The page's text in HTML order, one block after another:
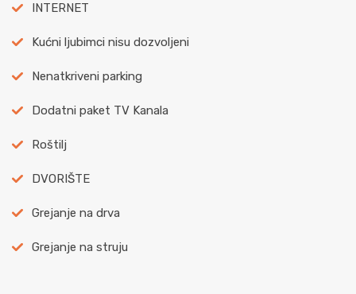
INTERNET
Kućni ljubimci nisu dozvoljeni
Nenatkriveni parking
Dodatni paket TV Kanala
Roštilj
DVORIŠTE
Grejanje na drva
Grejanje na struju